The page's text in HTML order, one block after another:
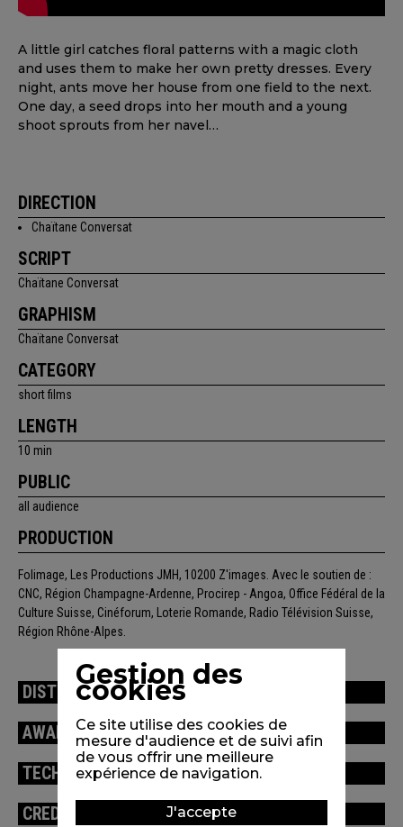
A little girl catches floral patterns with a magic cloth
and uses them to make her own pretty dresses. Every
night, ants move her house from one field to the next.
One day, a seed drops into her mouth and a young
shoot sprouts from her navel…
DIRECTION
Chaïtane Conversat
SCRIPT
Chaïtane Conversat
GRAPHISM
Chaïtane Conversat
CATEGORY
short films
LENGTH
10 min
PUBLIC
all audience
PRODUCTION
Folimage, Les Productions JMH, 10200 Z'images. Avec le soutien de :
CNC, Région Champagne-Ardenne, Procirep - Angoa, Office Fédéral de la
Culture Suisse, Cinéforum, Loterie Romande, Radio Télévision Suisse,
Région Rhône-Alpes.
DISTRIBUTION
AWARDS / FESTIVALS
TECHNICAL INFORMATION
CREDITS
Gestion des
cookies
Ce site utilise des cookies de
mesure d'audience et de suivi afin
de vous offrir une meilleure
expérience de navigation.
J'accepte